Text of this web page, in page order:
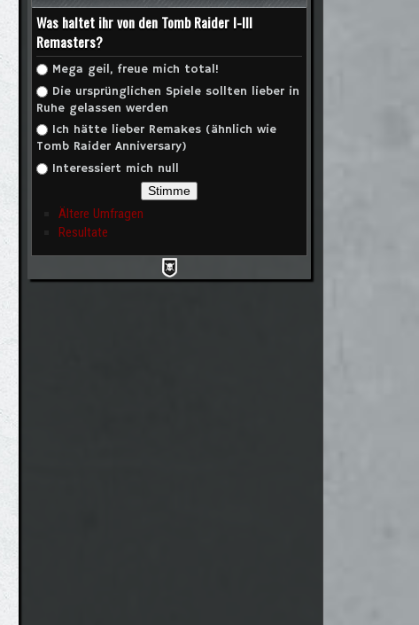
Was haltet ihr von den Tomb Raider I-III
Remasters?
Auswahlmöglichkeiten
Mega geil, freue mich total!
Die ursprünglichen Spiele sollten lieber in
Ruhe gelassen werden
Ich hätte lieber Remakes (ähnlich wie
Tomb Raider Anniversary)
Interessiert mich null
Ältere Umfragen
Resultate